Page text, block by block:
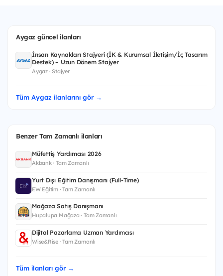
Aygaz güncel ilanları
İnsan Kaynakları Stajyeri (İK & Kurumsal İletişim/İç Tasarım
Destek) – Uzun Dönem Stajyer
Aygaz · Stajyer
Tüm Aygaz ilanlarını gör →
Benzer Tam Zamanlı ilanları
Müfettiş Yardımcısı 2026
Akbank · Tam Zamanlı
Yurt Dışı Eğitim Danışmanı (Full-Time)
EW Eğitim · Tam Zamanlı
Mağaza Satış Danışmanı
Hupalupa Mağaza · Tam Zamanlı
Dijital Pazarlama Uzman Yardımcısı
Wise&Rise · Tam Zamanlı
Tüm ilanları gör →